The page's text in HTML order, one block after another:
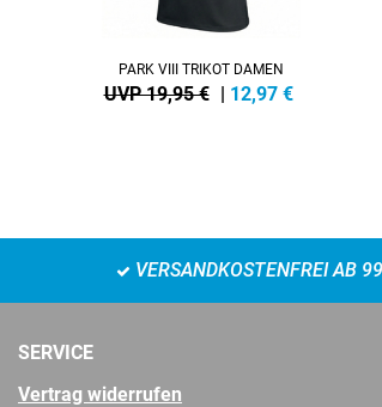
PARK VIII TRIKOT DAMEN
UVP 19,95 € | 12,97 €
VERSANDKOSTENFREI AB
SERVICE
Vertrag widerrufen